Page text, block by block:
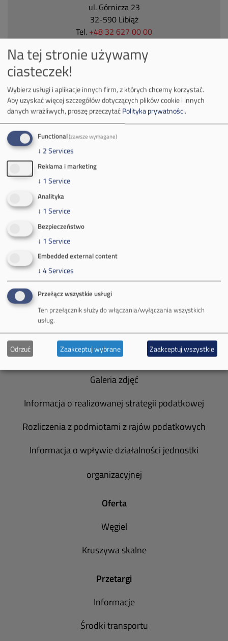
ul. Górnicza 23
32-590 Libiąż
Tel. +48 32 627 00 00
Zakład Górniczy Brzeszcze
Kościuszki 1
tel.+48 32 716 53 00
Kontakt dla mediów:
(poniedziałek-piątek 7:00-15:00)
Władze spółki
Spółka Południowy Koncern Węglowy
Zakład Górniczy Brzeszcze
Zakład Górniczy Janina
Zakład Górniczy Sobieski
Galeria zdjęć
Informacja o realizowanej strategii podatkowej
Rozliczenia z podmiotami z rajów podatkowych
Informacja o wpływie działalności jednostki
organizacyjnej
Oferta
Węgiel
Kruszywa skalne
Przetargi
Informacje
Środki transportu
Na tej stronie używamy
ciasteczek!
Wybierz usługi i aplikacje innych firm, z których chcemy korzystać.
Aby uzyskać więcej szczegółów dotyczących plików cookie i innych
danych wrażliwych, proszę przeczytaćPolityka prywatności.
Functional(zawsze wymagane)
↓ 2Services
Reklama i marketing
↓ 1 Service
Analityka
↓ 1 Service
Bezpieczeństwo
↓ 1 Service
Embedded external content
↓ 4Services
Przełącz wszystkie usługi
Ten przełącznik służy do włączania/wyłączania wszystkich
usług.
Odrzuć Zaakceptuj wybrane Zaakceptuj wszystkie